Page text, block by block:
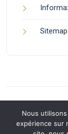
Sitemap
Nous
expérience sur